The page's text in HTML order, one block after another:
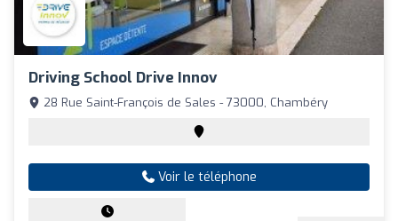
Driving School Drive Innov
28 Rue Saint-François de Sales - 73000, Chambéry
Voir le téléphone